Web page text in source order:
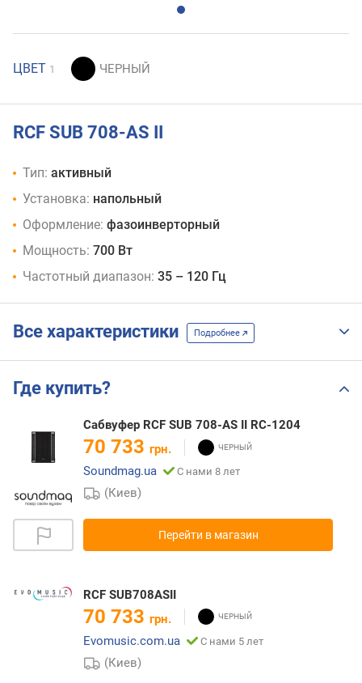
ЦВЕТ 1
RCF SUB 708-AS II
Тип: активный
Установка: напольный
Оформление: фазоинверторный
Мощность: 700 Вт
Частотный диапазон: 35 – 120 Гц
Все характеристики Подробнее
Где купить?
Сабвуфер RCF SUB 708-AS II RC-1204
70 733 грн.
Soundmag.ua
С нами 8 лет
(Киев)
Перейти в магазин
RCF SUB708ASII
70 733 грн.
Evomusic.com.ua
С нами 5 лет
(Киев)